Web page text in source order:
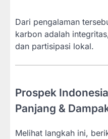
Dari pengalaman
karbon adalah
dan partisipasi lokal.
Prospek
Panjang &
Melihat langkah ini,